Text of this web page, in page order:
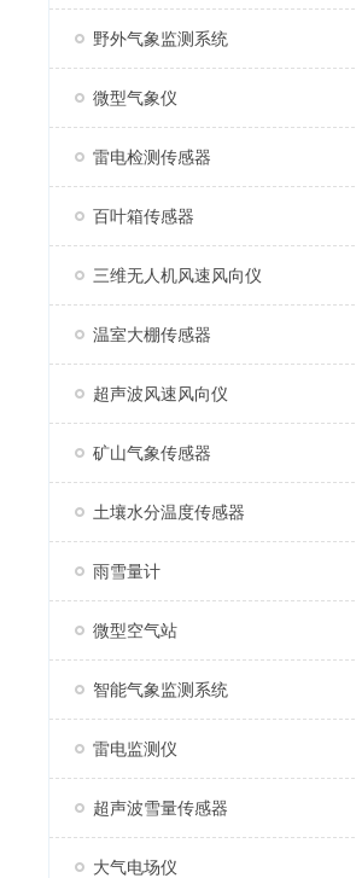
野外气象监测系统
微型气象仪
雷电检测传感器
百叶箱传感器
三维无人机风速风向仪
温室大棚传感器
超声波风速风向仪
矿山气象传感器
土壤水分温度传感器
雨雪量计
微型空气站
智能气象监测系统
雷电监测仪
超声波雪量传感器
大气电场仪